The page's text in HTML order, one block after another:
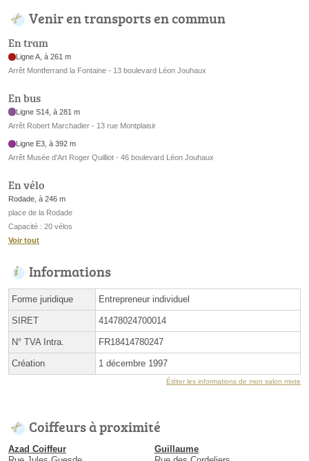
Venir en transports en commun
En tram
Ligne A, à 261 m
Arrêt Montferrand la Fontaine - 13 boulevard Léon Jouhaux
En bus
Ligne S14, à 281 m
Arrêt Robert Marchadier - 13 rue Montplaisir
Ligne E3, à 392 m
Arrêt Musée d'Art Roger Quilliot - 46 boulevard Léon Jouhaux
En vélo
Rodade, à 246 m
place de la Rodade
Capacité : 20 vélos
Voir tout
Informations
Forme juridique Entrepreneur individuel
SIRET 41478024700014
N° TVA Intra. FR18414780247
Création 1 décembre 1997
Éditer les informations de mon salon mixte
Coiffeurs à proximité
Azad Coiffeur
Guillaume